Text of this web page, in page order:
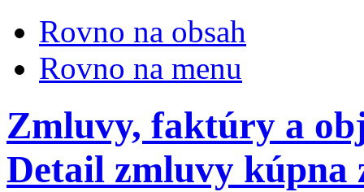
Rovno na obsah
Rovno na menu
Zmluvy, faktúry a
Detail zmluvy kúpna